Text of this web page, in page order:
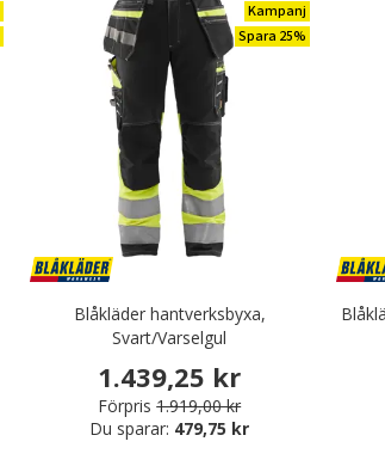
Kampanj
Spara 25%
Blåkläder hantverksbyxa,
Svart/Varselgul
1.439,25 kr
Förpris 1.919,00 kr
Du sparar: 479,75 kr